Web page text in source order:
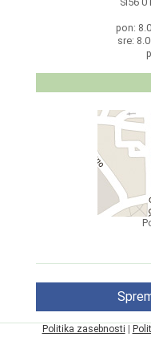
pon:
sre:
Politika zasebnosti